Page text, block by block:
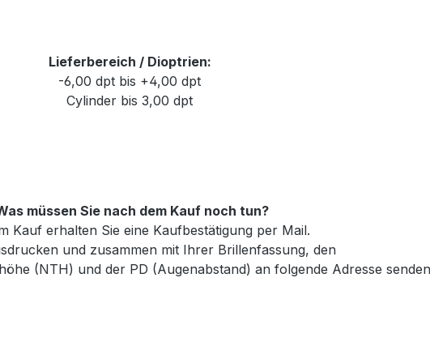
Lieferbereich / Dioptrien:
-6,00 dpt bis +4,00 dpt
Cylinder bis 3,00 dpt
müssen Sie nach dem Kauf noch tun?
Kauf erhalten Sie eine Kaufbestätigung per Mail.
und zusammen mit Ihrer Brillenfassung, den
(NTH) und der PD (Augenabstand) an folgende Adresse